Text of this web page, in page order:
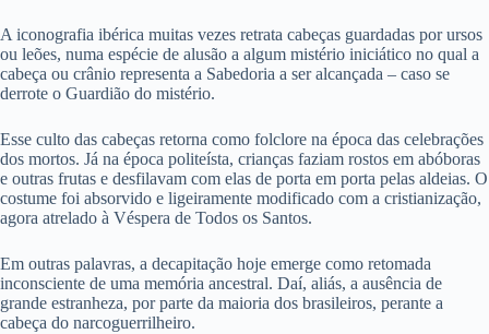
A iconografia ibérica muitas vezes retrata cabeças guardadas por ursos
ou leões, numa espécie de alusão a algum mistério iniciático no qual a
cabeça ou crânio representa a Sabedoria a ser alcançada – caso se
derrote o Guardião do mistério.
Esse culto das cabeças retorna como folclore na época das celebrações
dos mortos. Já na época politeísta, crianças faziam rostos em abóboras
e outras frutas e desfilavam com elas de porta em porta pelas aldeias. O
costume foi absorvido e ligeiramente modificado com a cristianização,
agora atrelado à Véspera de Todos os Santos.
Em outras palavras, a decapitação hoje emerge como retomada
inconsciente de uma memória ancestral. Daí, aliás, a ausência de
grande estranheza, por parte da maioria dos brasileiros, perante a
cabeça do narcoguerrilheiro.